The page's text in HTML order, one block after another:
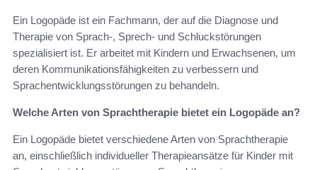
Ein Logopäde ist ein Fachmann, der auf die Diagnose und
Therapie von Sprach-, Sprech- und Schluckstörungen
spezialisiert ist. Er arbeitet mit Kindern und Erwachsenen, um
deren Kommunikationsfähigkeiten zu verbessern und
Sprachentwicklungsstörungen zu behandeln.
Welche Arten von Sprachtherapie bietet ein Logopäde an?
Ein Logopäde bietet verschiedene Arten von Sprachtherapie
an, einschließlich individueller Therapieansätze für Kinder mit